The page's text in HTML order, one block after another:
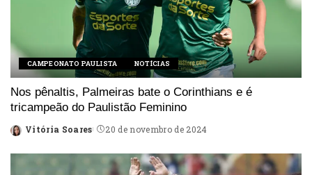
CAMPEONATO PAULISTA NOTÍCIAS
Nos pênaltis, Palmeiras bate o Corinthians e é
tricampeão do Paulistão Feminino
Posted
Vitória Soares 20 de novembro de 2024